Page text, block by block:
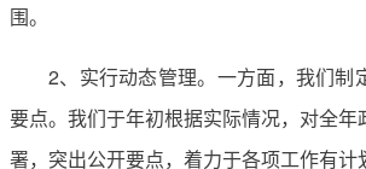
围。
2、实行动态管理。一方面，我们制
要点。我们于年初根据实际情况，对全年
署，突出公开要点，着力于各项工作有计